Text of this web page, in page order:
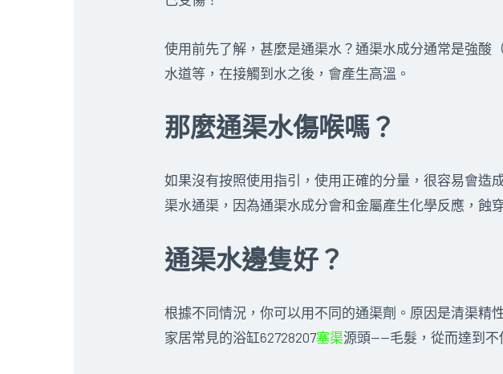
使用前先了解，甚麼是通渠水？通渠水成分通常是強酸
水道等，在接觸到水之後，會產生高溫。
那麼通渠水傷喉嗎？
如果沒有按照使用指引，使用正確的分量，很容易會造
渠水通渠，因為通渠水成分會和金屬產生化學反應，蝕
通渠水邊隻好？
根據不同情況，你可以用不同的通渠劑。原因是清渠精
家居常見的浴缸62728207塞渠源頭——毛髮，從而達到